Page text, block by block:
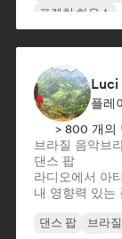
프렌치 하우스
플레
> 800 개의
브라질 음악브
댄스 팝
라디오에서 아
내 영향력 있는
댄스 팝 브라